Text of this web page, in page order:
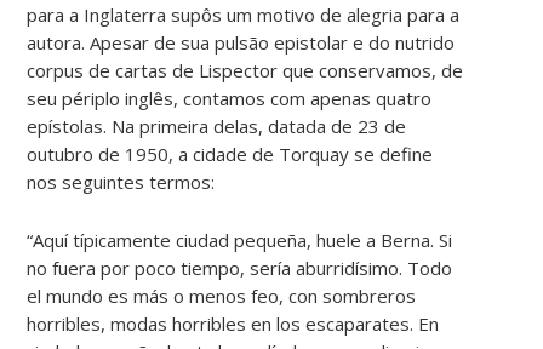
para a Inglaterra supôs um motivo de alegria para a
autora. Apesar de sua pulsão epistolar e do nutrido
corpus de cartas de Lispector que conservamos, de
seu périplo inglês, contamos com apenas quatro
epístolas. Na primeira delas, datada de 23 de
outubro de 1950, a cidade de Torquay se define
nos seguintes termos:
“Aquí típicamente ciudad pequeña, huele a Berna. Si
no fuera por poco tiempo, sería aburridísimo. Todo
el mundo es más o menos feo, con sombreros
horribles, modas horribles en los escaparates. En